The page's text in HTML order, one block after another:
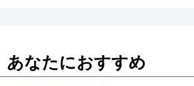
あなたにおすすめ